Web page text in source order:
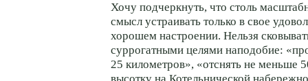
Хочу подчеркнуть, что столь
смысл устраивать только в свое
хорошем настроении. Нельзя
суррогатными целями наподобие:
25 километров», «отснять не меньше